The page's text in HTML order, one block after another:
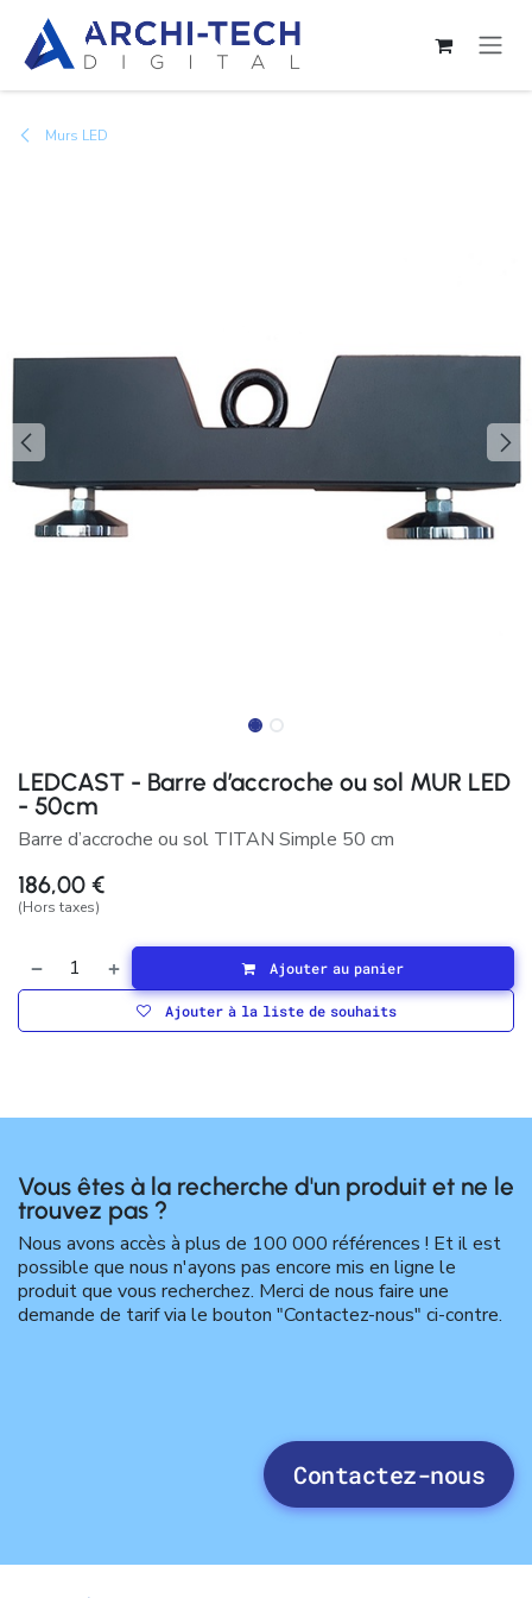
Murs LED
LEDCAST - Barre d’accroche ou sol MUR LED
- 50cm
Barre d’accroche ou sol TITAN Simple 50 cm
186,00 €
(Hors taxes)
Ajouter au panier
Ajouter à la liste de souhaits
Vous êtes à la recherche d'un produit et ne le
trouvez pas ?
Nous avons accès à plus de 100 000 références ! Et il est
possible que nous n'ayons pas encore mis en ligne le
produit que vous recherchez. Merci de nous faire une
demande de tarif via le bouton "Contactez-nous" ci-contre.
Contactez-nous